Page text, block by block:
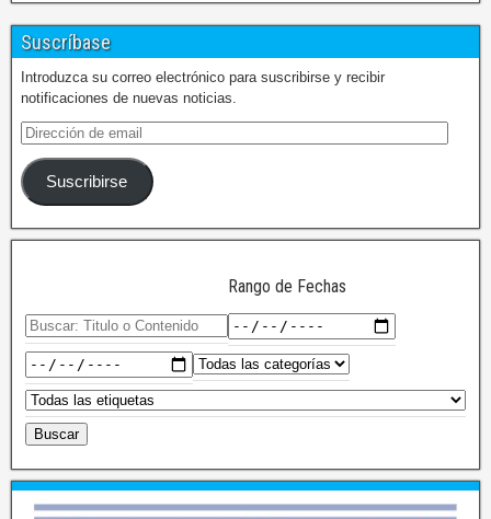
Suscríbase
Introduzca su correo electrónico para suscribirse y recibir
notificaciones de nuevas noticias.
Suscribirse
Rango de Fechas